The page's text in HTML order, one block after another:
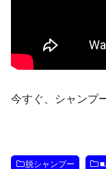
今すぐ、シャンプ
脱シャンプー